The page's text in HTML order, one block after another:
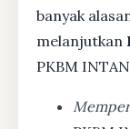
banyak
melanjutkan
PKBM